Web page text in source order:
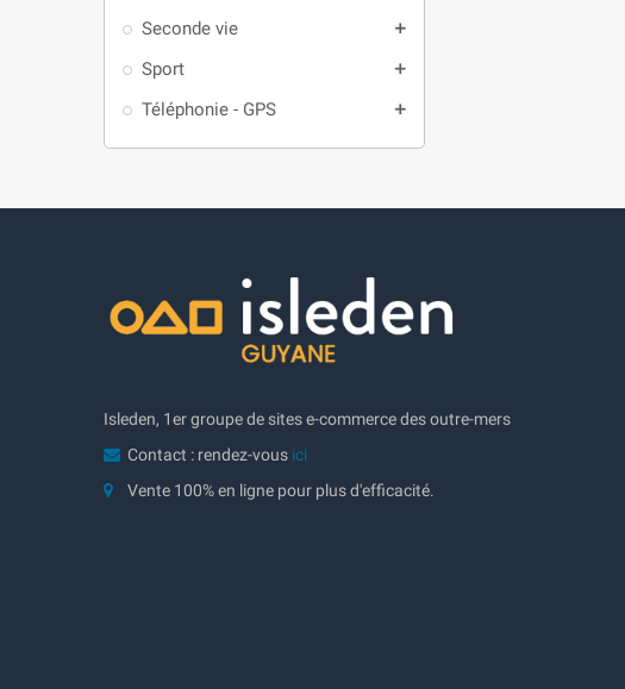
Seconde vie add
Sport add
Téléphonie - GPS add
Isleden, 1er groupe de sites e-commerce des outre-mers
Contact : rendez-vous ici
Vente 100% en ligne pour plus d'efficacité.